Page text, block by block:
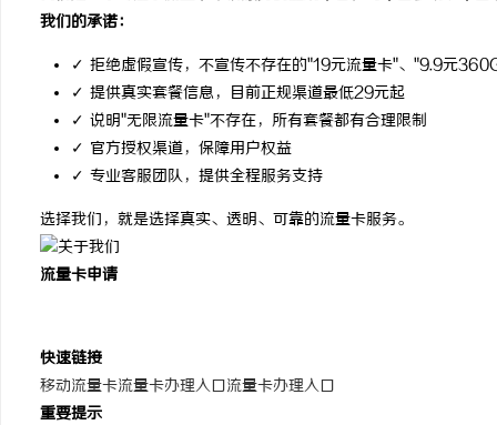
我们的承诺：
✓ 拒绝虚假宣传，不宣传不存在的"19元流量卡"、"9.9元
✓ 提供真实套餐信息，目前正规渠道最低29元起
✓ 说明"无限流量卡"不存在，所有套餐都有合理限制
✓ 官方授权渠道，保障用户权益
✓ 专业客服团队，提供全程服务支持
选择我们，就是选择真实、透明、可靠的流量卡服务。
流量卡申请
快速链接
移动流量卡流量卡办理入口流量卡办理入口
重要提示